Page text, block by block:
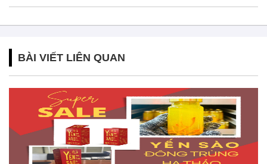
BÀI VIẾT LIÊN QUAN